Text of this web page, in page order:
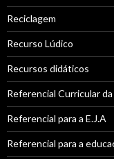
Reciclagem
Recurso Lúdico
Recursos didáticos
Referencial Curricular
Referencial para a E.J.A
Referencial para a